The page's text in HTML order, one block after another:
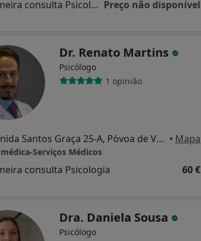
Primeira consulta Psicologia Preço não disponível
Dr. Renato Martins
Psicólogo
1 opinião
Avenida Santos Graça 25-A, Póvoa de Varzim • Mapa
Serviços Médicos
consulta Psicologia 60 €
Dra. Daniela Sousa
Psicólogo